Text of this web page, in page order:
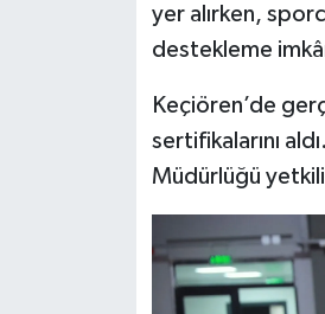
yer alırken,
destekleme
Keçiören’de
sertifikalarını
Müdürlüğü